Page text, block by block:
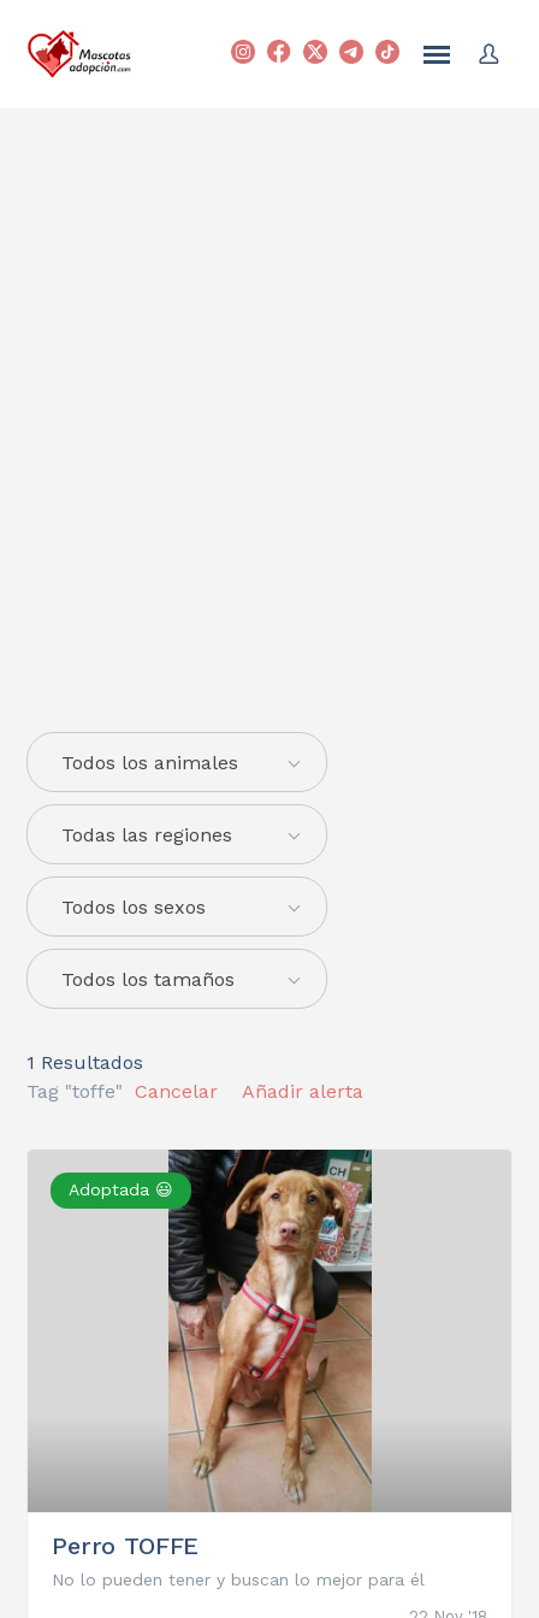
Todas las regiones
Todos los animales
Todos los sexos
Todos los tamaños
1 Resultados
Tag "toffe"
Cancelar Añadir alerta
Adoptada 😃
Perro TOFFE
No lo pueden tener y buscan lo mejor para él